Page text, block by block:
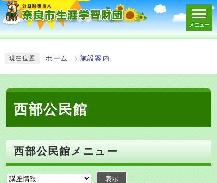
メニュー
現在位置 ホーム 施設案内
西部公民館
西部公民館メニュー
表示